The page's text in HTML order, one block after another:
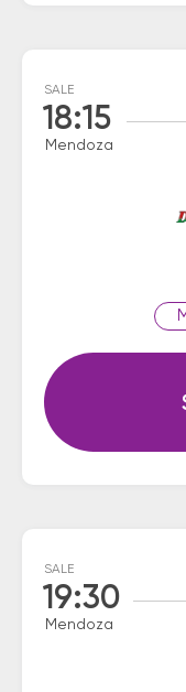
SALE
18:15
Mendoza
SALE
19:30
Mendoza